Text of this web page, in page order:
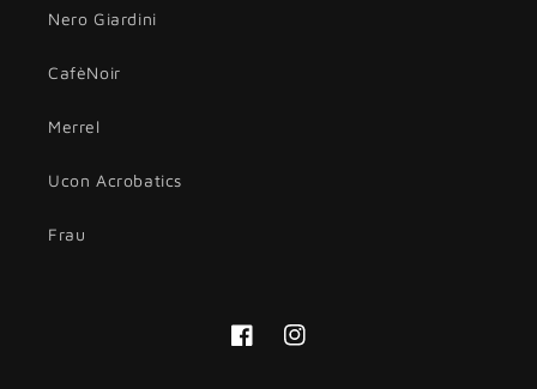
Nero Giardini
CafèNoir
Merrel
Ucon Acrobatics
Frau
FacebookInstagram